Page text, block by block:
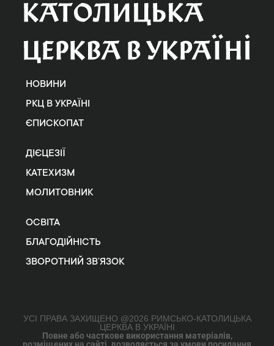
НОВИНИ
РКЦ В УКРАЇНІ
ЄПИСКОПАТ
ДІЄЦЕЗІЇ
КАТЕХИЗМ
МОЛИТОВНИК
ОСВІТА
БЛАГОДІЙНІСТЬ
ЗВОРОТНИЙ ЗВ’ЯЗОК
УСІ ПРАВА ЗАХИЩЕНО @2026 РИМСЬКО-КАТОЛИЦЬКА
ЦЕРКВА В УКРАЇНІ
Повне або часткове використання матеріалів,